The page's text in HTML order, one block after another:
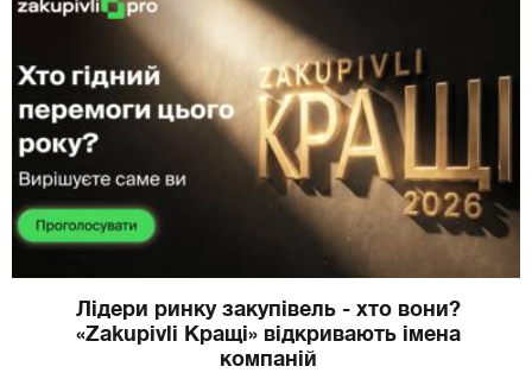
Лідери ринку закупівель - хто вони?
«Zakupivli Кращі» відкривають імена
компаній